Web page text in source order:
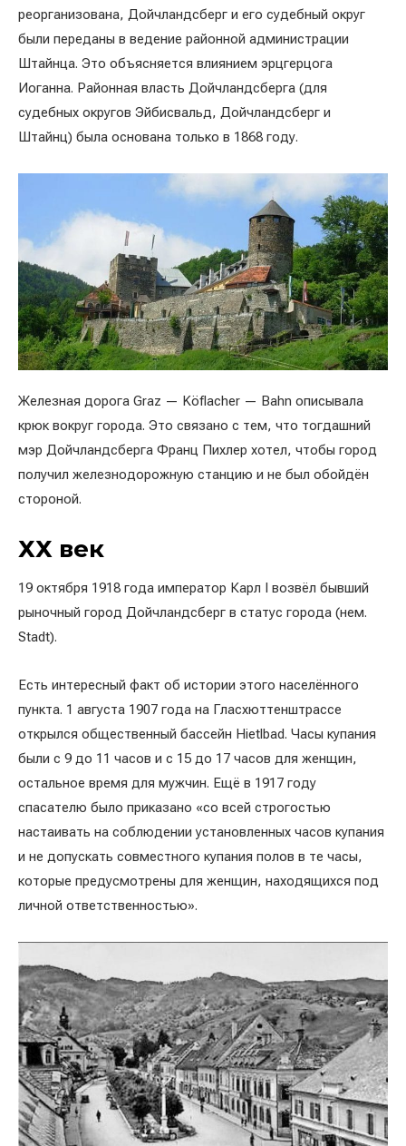
реорганизована, Дойчландсберг и его судебный округ
были переданы в ведение районной администрации
Штайнца. Это объясняется влиянием эрцгерцога
Иоганна. Районная власть Дойчландсберга (для
судебных округов Эйбисвальд, Дойчландсберг и
Штайнц) была основана только в 1868 году.
Железная дорога Graz — Köflacher — Bahn описывала
крюк вокруг города. Это связано с тем, что тогдашний
мэр Дойчландсберга Франц Пихлер хотел, чтобы город
получил железнодорожную станцию ​​и не был обойдён
стороной.
ХХ век
19 октября 1918 года император Карл I возвёл бывший
рыночный город Дойчландсберг в статус города (нем.
Stadt).
Есть интересный факт об истории этого населённого
пункта. 1 августа 1907 года на Гласхюттенштрассе
открылся общественный бассейн Hietlbad. Часы купания
были с 9 до 11 часов и с 15 до 17 часов для женщин,
остальное время для мужчин. Ещё в 1917 году
спасателю было приказано «со всей строгостью
настаивать на соблюдении установленных часов купания
и не допускать совместного купания полов в те часы,
которые предусмотрены для женщин, находящихся под
личной ответственностью».